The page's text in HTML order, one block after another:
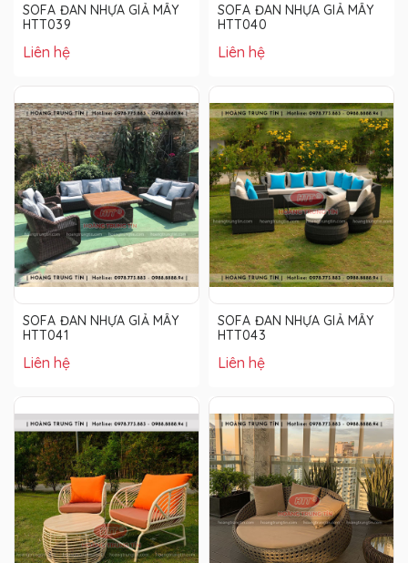
SOFA ĐAN NHỰA GIẢ MÂY
HTT039
Liên hệ
SOFA ĐAN NHỰA GIẢ MÂY
HTT040
Liên hệ
SOFA ĐAN NHỰA GIẢ MÂY
HTT041
Liên hệ
SOFA ĐAN NHỰA GIẢ MÂY
HTT043
Liên hệ